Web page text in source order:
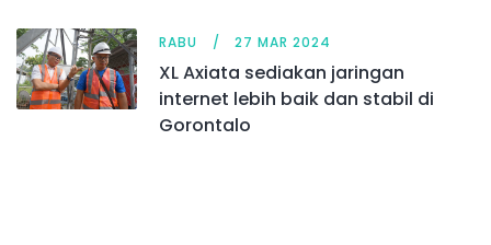
RABU 27 MAR 2024
XL Axiata sediakan jaringan
internet lebih baik dan stabil di
Gorontalo